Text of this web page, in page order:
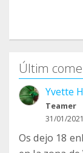
Últim
Yvette
Teamer
31/01/
Os dejo 18